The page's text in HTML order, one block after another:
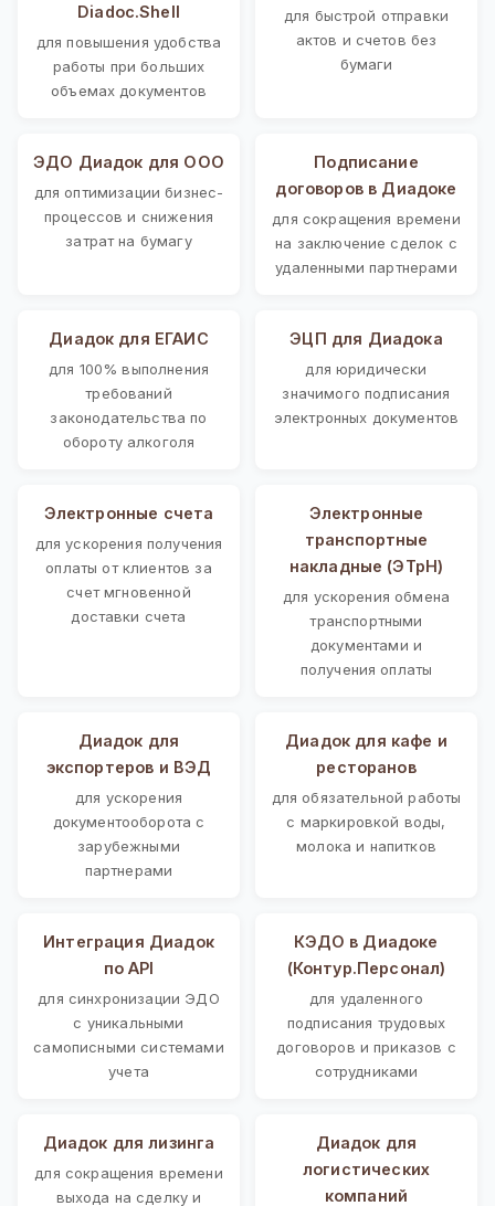
Diadoc.Shell
для повышения удобства
работы при больших
объемах документов
для быстрой отправки
актов и счетов без
бумаги
ЭДО Диадок для ООО
для оптимизации бизнес-
процессов и снижения
затрат на бумагу
Подписание
договоров в Диадоке
для сокращения времени
на заключение сделок с
удаленными партнерами
Диадок для ЕГАИС
для 100% выполнения
требований
законодательства по
обороту алкоголя
ЭЦП для Диадока
для юридически
значимого подписания
электронных документов
Электронные счета
для ускорения получения
оплаты от клиентов за
счет мгновенной
доставки счета
Электронные
транспортные
накладные (ЭТрН)
для ускорения обмена
транспортными
документами и
получения оплаты
Диадок для
экспортеров и ВЭД
для ускорения
документооборота с
зарубежными
партнерами
Диадок для кафе и
ресторанов
для обязательной работы
с маркировкой воды,
молока и напитков
Интеграция Диадок
по API
для синхронизации ЭДО
с уникальными
самописными системами
учета
КЭДО в Диадоке
(Контур.Персонал)
для удаленного
подписания трудовых
договоров и приказов с
сотрудниками
Диадок для лизинга
для сокращения времени
выхода на сделку и
Диадок для
логистических
компаний